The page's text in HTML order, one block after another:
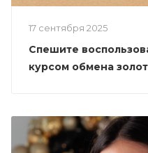
17 сентября 2025
Спешите
курсом обмена